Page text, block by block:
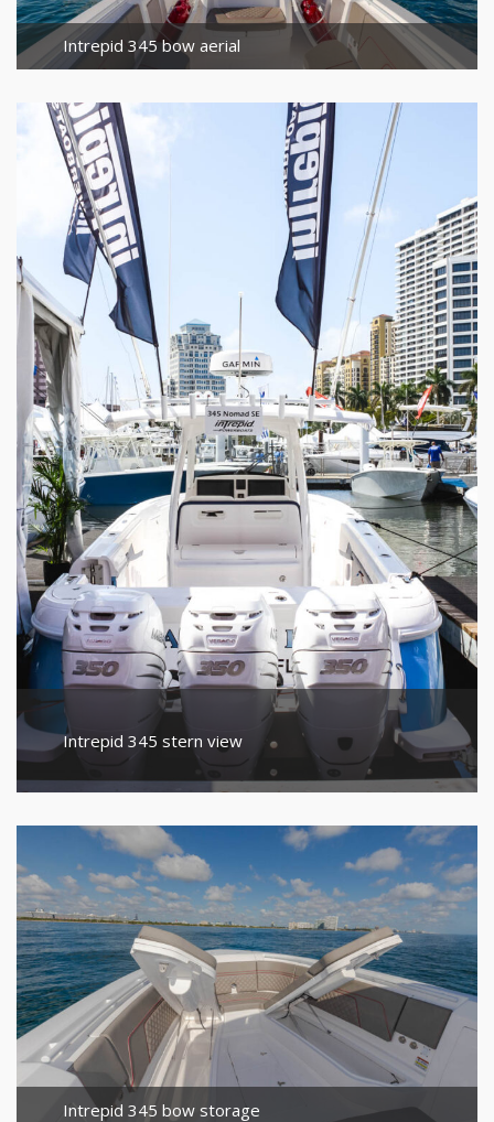
Intrepid 345 bow aerial
Intrepid 345 stern view
Intrepid 345 bow storage